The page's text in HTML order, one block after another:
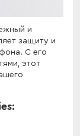
и
защиту и
С его
этот